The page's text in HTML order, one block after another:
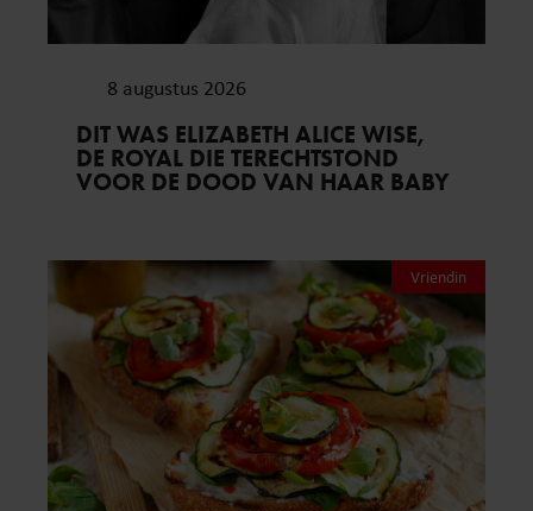
8 augustus 2026
DIT WAS ELIZABETH ALICE WISE,
DE ROYAL DIE TERECHTSTOND
VOOR DE DOOD VAN HAAR BABY
Vriendin